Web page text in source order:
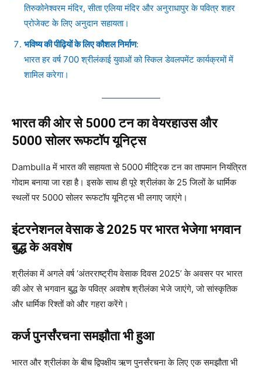
तिरुकोनेश्वरम मंदिर, सीता एलिया मंदिर और अनुराधापुर के पवित्र शहर
प्रोजेक्ट के लिए अनुदान सहायता।
भविष्य की पीढ़ियों के लिए कौशल निर्माण:
भारत हर वर्ष 700 श्रीलंकाई युवाओं को स्किल डेवलपमेंट कार्यक्रमों में
शामिल करेगा।
भारत की ओर से 5000 टन का वेयरहाउस और
5000 सोलर रूफटॉप यूनिट्स
Dambulla में भारत की सहायता से 5000 मीट्रिक टन का तापमान नियंत्रित
गोदाम बनाया जा रहा है। इसके साथ ही पूरे श्रीलंका के 25 जिलों के धार्मिक
स्थलों पर 5000 सोलर रूफटॉप यूनिट्स भी लगाए जाएंगे।
इंटरनेशनल वेसाक डे 2025 पर भारत भेजेगा भगवान
बुद्ध के अवशेष
श्रीलंका में अगले वर्ष ‘अंतरराष्ट्रीय वेसाक दिवस 2025’ के अवसर पर भारत
की ओर से भगवान बुद्ध के पवित्र अवशेष श्रीलंका भेजे जाएंगे, जो सांस्कृतिक
और धार्मिक रिश्तों को और गहरा करेंगे।
कर्ज पुनर्संरचना समझौता भी हुआ
भारत और श्रीलंका के बीच द्विपक्षीय ऋण पुनर्संरचना के लिए एक समझौता भी